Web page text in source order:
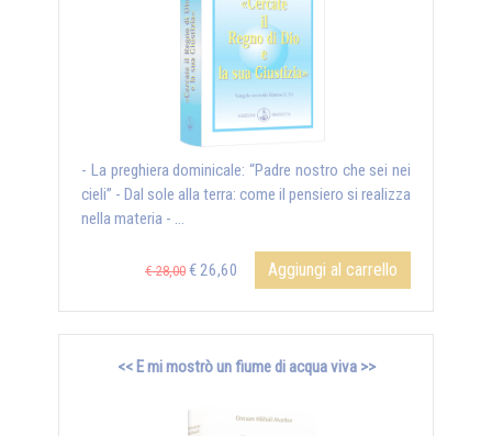
- La preghiera dominicale: “Padre nostro che sei nei
cieli” - Dal sole alla terra: come il pensiero si realizza
nella materia - ...
€ 28,00 € 26,60 Aggiungi al carrello
<< E mi mostrò un fiume di acqua viva >>